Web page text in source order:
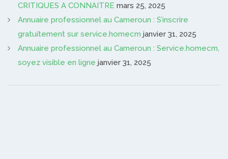
CRITIQUES A CONNAITRE mars 25, 2025
Annuaire professionnel au Cameroun : S’inscrire
gratuitement sur service.homecm janvier 31, 2025
Annuaire professionnel au Cameroun : Service.homecm,
soyez visible en ligne janvier 31, 2025